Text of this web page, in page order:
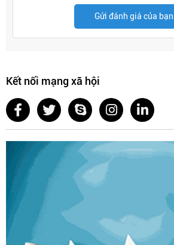
Gửi đánh giá của bạn
Kết nối mạng xã hội